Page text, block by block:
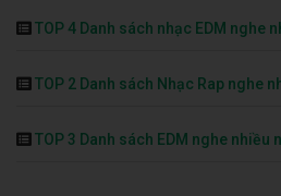
TOP 4 Danh sách nhạc EDM nghe
TOP 2 Danh sách Nhạc Rap nghe
TOP 3 Danh sách EDM nghe nhiều